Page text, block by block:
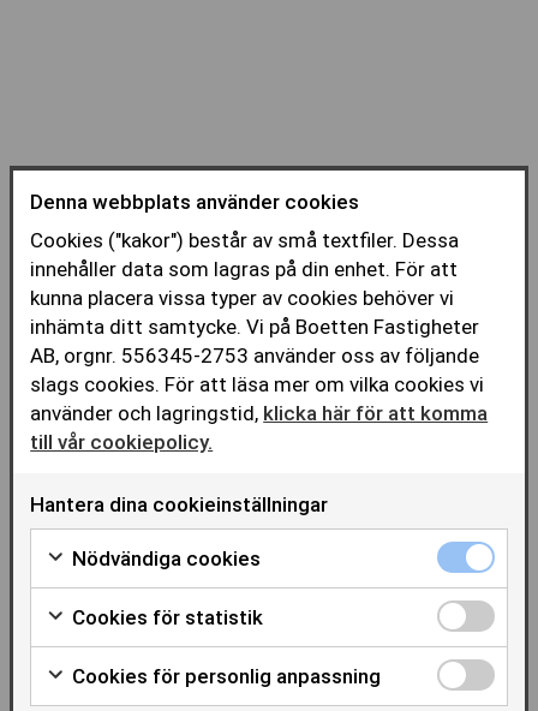
Välj en annan ledig lokal
ALLA FASTIGHETER
GÄVLE
STOCKHOLM
Denna webbplats använder cookies
Cookies ("kakor") består av små textfiler. Dessa
innehåller data som lagras på din enhet. För att
kunna placera vissa typer av cookies behöver vi
inhämta ditt samtycke. Vi på Boetten Fastigheter
AB, orgnr. 556345-2753 använder oss av följande
slags cookies. För att läsa mer om vilka cookies vi
använder och lagringstid, klicka här för att komma
till vår cookiepolicy.
Hantera dina cookieinställningar
Nödvändiga cookies
Cookies för statistik
Cookies för personlig anpassning